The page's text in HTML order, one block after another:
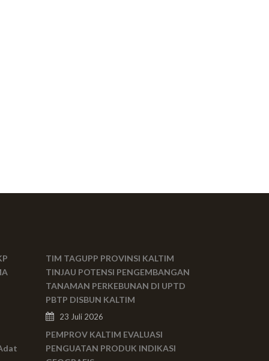
TIM TAGUPP PROVINSI KALTIM
TINJAU POTENSI PENGEMBANGAN
TANAMAN PERKEBUNAN DI UPTD
PBTP DISBUN KALTIM
23 Juli 2026
PEMPROV KALTIM EVALUASI
PENGUATAN PRODUK INDIKASI